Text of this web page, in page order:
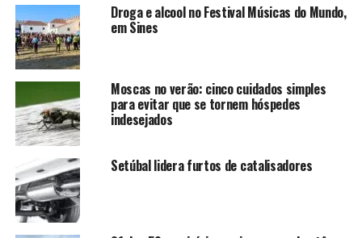
Droga e alcool no Festival Músicas do Mundo,
em Sines
Moscas no verão: cinco cuidados simples
para evitar que se tornem hóspedes
indesejados
Setúbal lidera furtos de catalisadores